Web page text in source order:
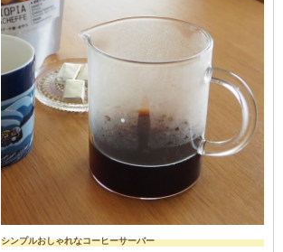
シンプルおしゃれなコーヒーサーバー